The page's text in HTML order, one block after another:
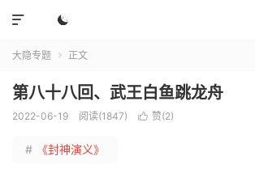


大隐专题  正文
第八十八回、武王白鱼跳龙舟
2022-06-19 阅读(1847)  赞(2)
# 《封神演义》